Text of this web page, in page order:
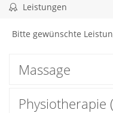
Leistungen
Bitte gewünschte
Massage
Physiotherapie